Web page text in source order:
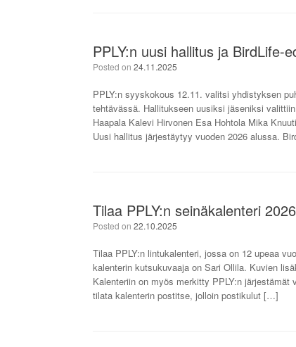
PPLY:n uusi hallitus ja BirdLife-
Posted on 24.11.2025
PPLY:n syyskokous 12.11. valitsi yhdistyksen
tehtävässä. Hallitukseen uusiksi jäseniksi
Haapala Kalevi Hirvonen Esa Hohtola Mika
Uusi hallitus järjestäytyy vuoden 2026 alussa.
Tilaa PPLY:n seinäkalenteri 2026
Posted on 22.10.2025
Tilaa PPLY:n lintukalenteri, jossa on 12 upeaa
kalenterin kutsukuvaaja on Sari Ollila. Kuvien
Kalenteriin on myös merkitty PPLY:n
tilata kalenterin postitse, jolloin postikulut […]